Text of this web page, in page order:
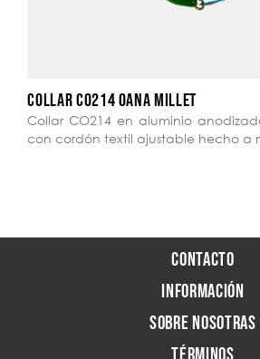
COLLAR CO214 OANA MILLET
Collar CO214 en aluminio
con cordón textil ajustable hecho a
CONTACTO
INFORMACIÓN
SOBRE NOSOTRAS